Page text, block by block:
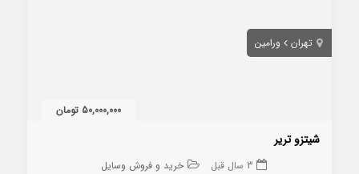
تهران ورامین
50,000,000 تومان
شیتزو تریر
3 سال قبل خرید و فروش وسایل